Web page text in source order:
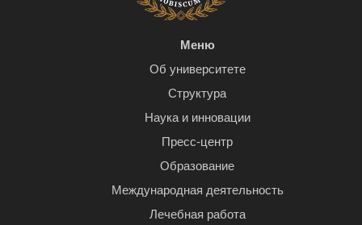
Меню
Об университете
Структура
Наука и инновации
Пресс-центр
Образование
Международная деятельность
Лечебная работа